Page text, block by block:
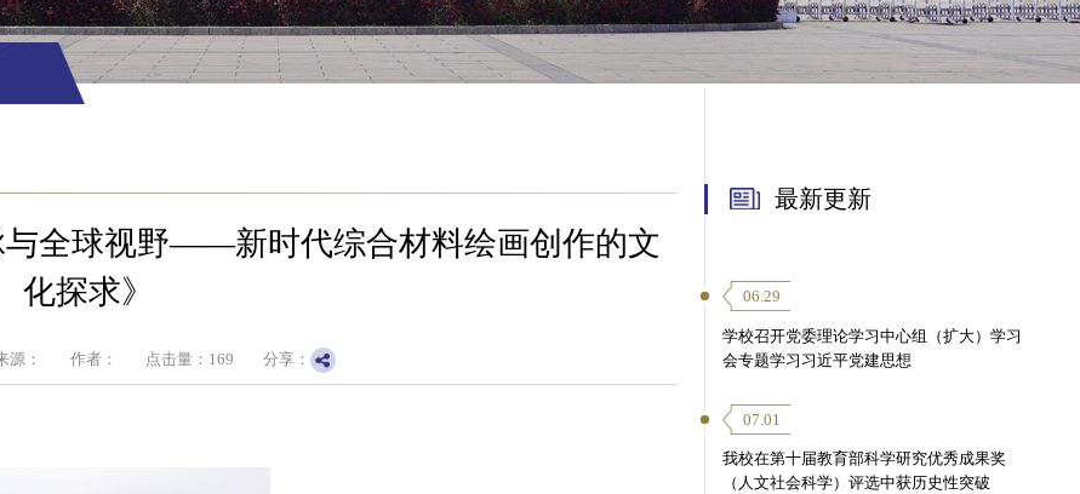
与全球视野——新时代综合材料绘画创作的文
化探求》
源： 作者： 点击量： 169 分享：
最新更新
06.29
学校召开党委理论学习中心组（扩大）学习
会专题学习习近平党建思想
07.01
我校在第十届教育部科学研究优秀成果奖
（人文社会科学）评选中获历史性突破